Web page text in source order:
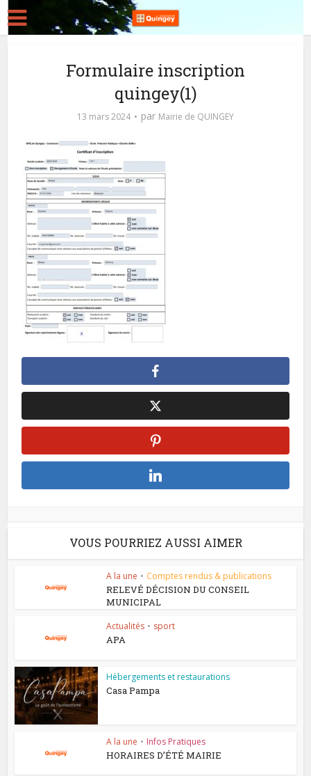
Formulaire inscription
quingey(1)
13 mars 2024 par Mairie de QUINGEY
VOUS POURRIEZ AUSSI AIMER
A la une • Comptes rendus & publications
RELEVÉ DÉCISION DU CONSEIL
MUNICIPAL
Actualités • sport
APA
Hébergements et restaurations
Casa Pampa
A la une • Infos Pratiques
HORAIRES D’ÉTÉ MAIRIE